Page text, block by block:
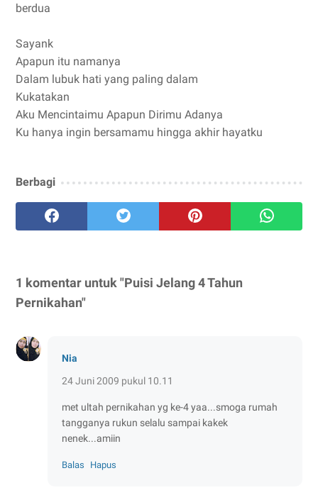
berdua
Sayank
Apapun itu namanya
Dalam lubuk hati yang paling dalam
Kukatakan
Aku Mencintaimu Apapun Dirimu Adanya
Ku hanya ingin bersamamu hingga akhir hayatku
Berbagi
1 komentar untuk "Puisi Jelang 4 Tahun
Pernikahan"
Nia
24 Juni 2009 pukul 10.11
met ultah pernikahan yg ke-4 yaa...smoga rumah
tangganya rukun selalu sampai kakek
nenek...amiin
Balas Hapus